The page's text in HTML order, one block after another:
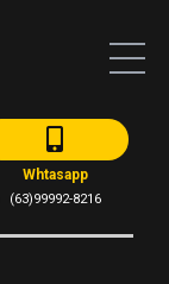
Whtasapp
(63)99992-8216